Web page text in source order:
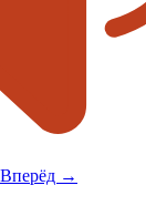
Вперёд →